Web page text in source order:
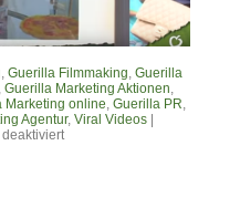
Guerilla Filmmaking Guerilla
Guerilla Marketing Aktionen
Marketing online Guerilla PR
Agentur, Viral Videos |